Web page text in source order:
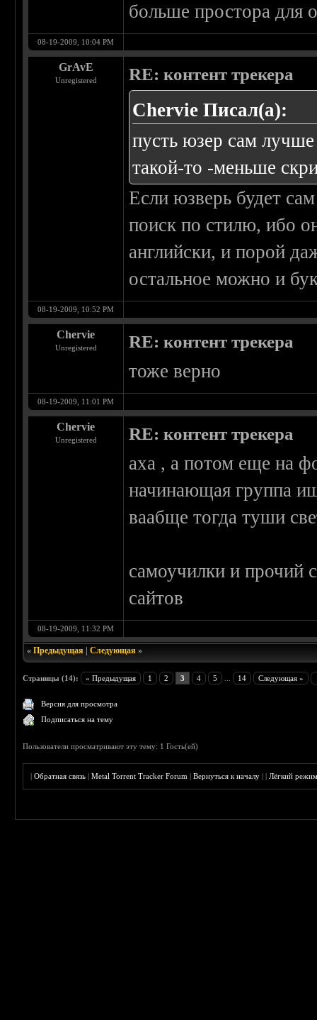
больше простора для
08-19-2009, 10:04 PM
GrAvE
Unregistered RE: контент трекера
Chervie Писал(а):
пусть юзер сам
такой-то -меньше
Если юзверь будет
поиск по стилю, ибо
английски, и порой
остальное можно и
08-19-2009, 10:52 PM
Chervie
Unregistered RE: контент трекера
тоже верно
08-19-2009, 11:01 PM
Chervie
Unregistered RE: контент трекера
аха , а потом еще на
начинающая группа
ваабще тогда туши
самоучилки и прочий
сайтов
08-19-2009, 11:32 PM
«Предыдущая |Следующая »
Страницы (14): « Предыдущая 1 2 3 4 5 14 Следующая »
Версия для просмотра
Подписаться на тему
Пользователи просматривают эту тему: 1 Гость(ей)
|Обратная связь |Metal Torrent Tracker Forum |Вернуться к началу ||Лёгкий